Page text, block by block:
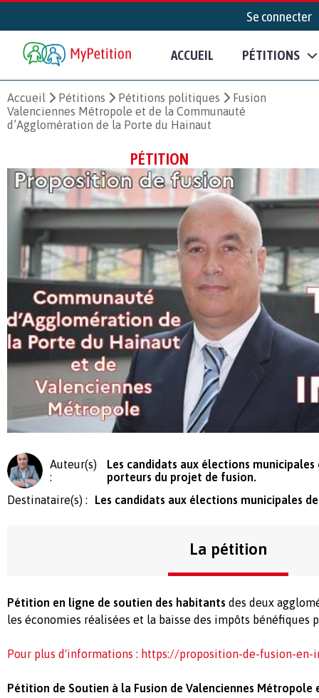
Se connecter
ACCUEIL PÉTITIONS
Accueil Pétitions Pétitions politiques
Fusion
Valenciennes Métropole et de la Communauté
d’Agglomération de la Porte du Hainaut
PÉTITION
Auteur(s)
:
Les candidats aux élections
porteurs du projet de fusion.
Destinataire(s) :
Les candidats aux élections municipales
La pétition
Pétition en ligne de soutien des habitants des deux
les économies réalisées et la baisse des impôts bénéfiques
Pour plus d'informations : https://proposition-de-fusion-en-
Pétition de Soutien à la Fusion de Valenciennes Métropole